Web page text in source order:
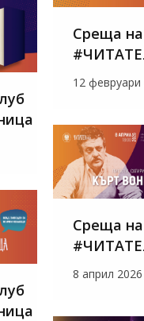
Среща
12 февруари
Среща
8 април 2026